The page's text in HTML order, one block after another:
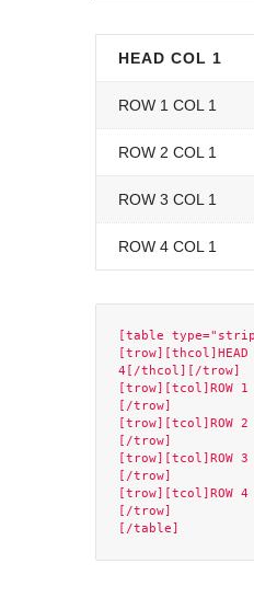
HEAD COL 1
ROW 1 COL 1
ROW 2 COL 1
ROW 3 COL 1
ROW 4 COL 1
[table
4[/thcol][/trow]
[trow][tcol]ROW
[/trow]
[trow][tcol]ROW
[/trow]
[trow][tcol]ROW
[/trow]
[trow][tcol]ROW
[/trow]